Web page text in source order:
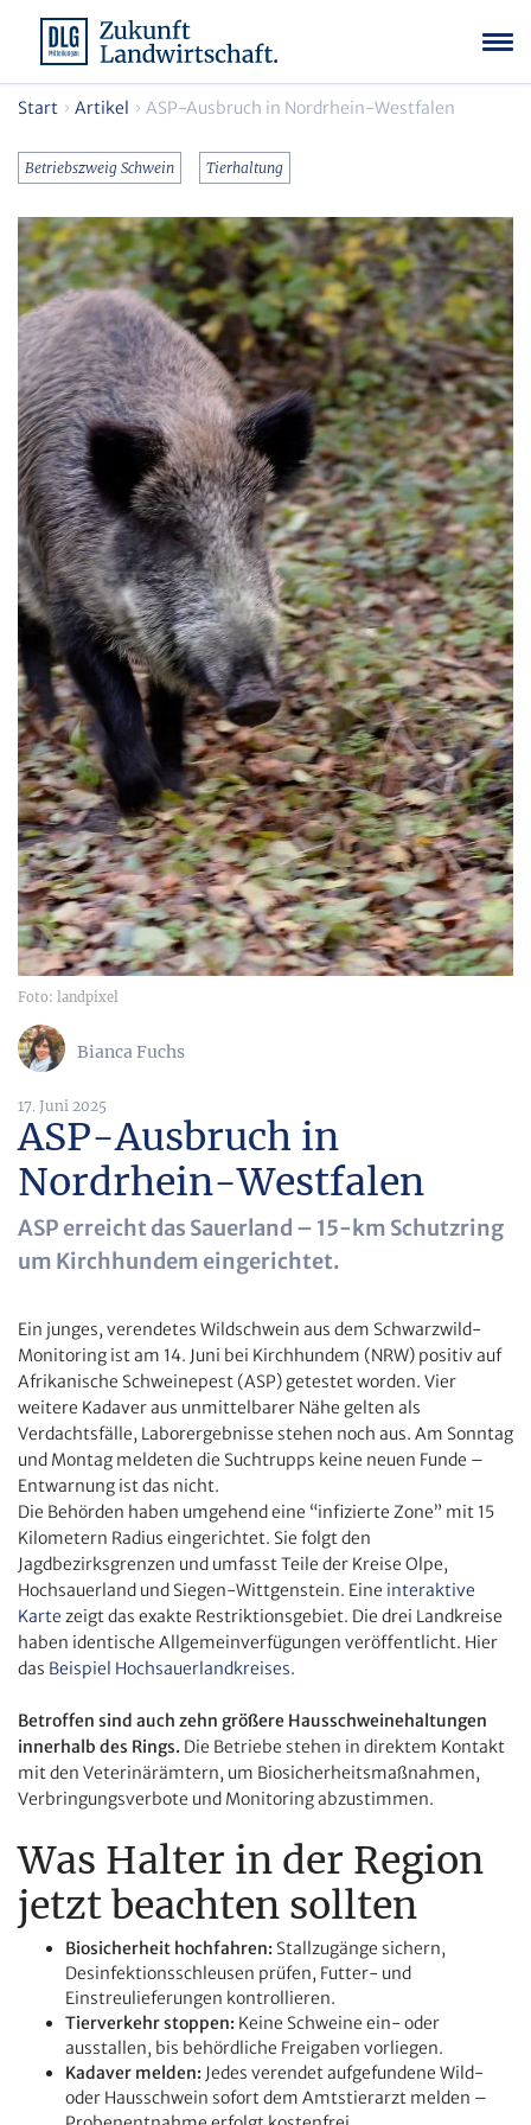
Start Artikel ASP-Ausbruch in Nordrhein-Westfalen
Betriebszweig Schwein Tierhaltung
Foto: landpixel
Bianca Fuchs
17. Juni 2025
ASP-Ausbruch in
Nordrhein-Westfalen
ASP erreicht das Sauerland – 15-km Schutzring
um Kirchhundem eingerichtet.
Ein junges, verendetes Wildschwein aus dem Schwarzwild-
Monitoring ist am 14. Juni bei Kirchhundem (NRW) positiv auf
Afrikanische Schweinepest (ASP) getestet worden. Vier
weitere Kadaver aus unmittelbarer Nähe gelten als
Verdachtsfälle, Laborergebnisse stehen noch aus. Am Sonntag
und Montag meldeten die Suchtrupps keine neuen Funde –
Entwarnung ist das nicht.
Die Behörden haben umgehend eine “infizierte Zone” mit 15
Kilometern Radius eingerichtet. Sie folgt den
Jagdbezirksgrenzen und umfasst Teile der Kreise Olpe,
Hochsauerland und Siegen-Wittgenstein. Eine interaktive
Karte zeigt das exakte Restriktionsgebiet. Die drei Landkreise
haben identische Allgemeinverfügungen veröffentlicht. Hier
das Beispiel Hochsauerlandkreises.
Betroffen sind auch zehn größere Hausschweinehaltungen
innerhalb des Rings. Die Betriebe stehen in direktem Kontakt
mit den Veterinärämtern, um Biosicherheitsmaßnahmen,
Verbringungsverbote und Monitoring abzustimmen.
Was Halter in der Region
jetzt beachten sollten
Biosicherheit hochfahren: Stallzugänge sichern,
Desinfektionsschleusen prüfen, Futter- und
Einstreulieferungen kontrollieren.
Tierverkehr stoppen: Keine Schweine ein- oder
ausstallen, bis behördliche Freigaben vorliegen.
Kadaver melden: Jedes verendet aufgefundene Wild-
oder Hausschwein sofort dem Amtstierarzt melden –